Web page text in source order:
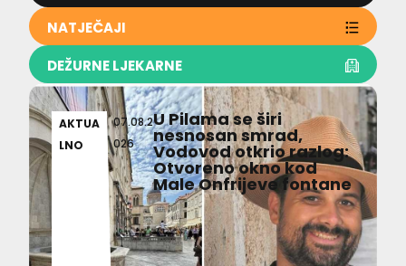
NATJEČAJI
DEŽURNE LJEKARNE
AKTUA
LNO
07.08.2
026
U Pilama se širi
nesnosan smrad,
Vodovod otkrio razlog:
Otvoreno okno kod
Male Onfrijeve fontane